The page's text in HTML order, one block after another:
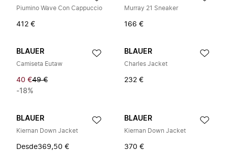
Piumino Wave Con Cappuccio
412 €
Murray 21 Sneaker
166 €
BLAUER
Camiseta Eutaw
40 €49 €
-18%
BLAUER
Charles Jacket
232 €
BLAUER
Kiernan Down Jacket
Desde369,50 €
BLAUER
Kiernan Down Jacket
370 €